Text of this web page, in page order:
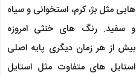
هایی مثل بژ، کرم، استخوانی و سیاه
و سفید. رنگ های خنثی امروزه
بیش از هر زمان دیگری پایه اصلی
استایل های متفاوت مثل استایل